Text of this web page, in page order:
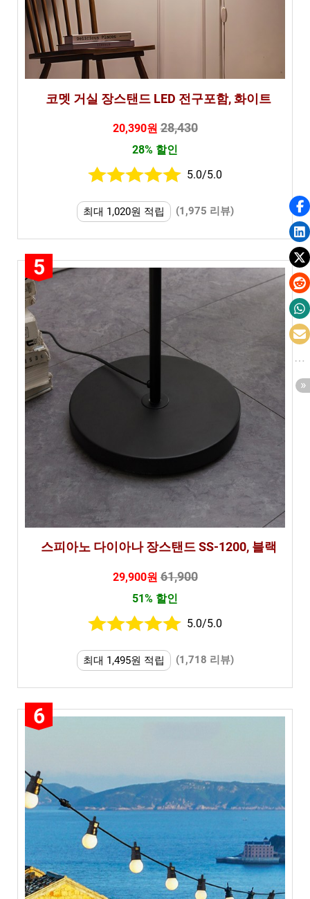
코멧 거실 장스탠드 LED 전구포함, 화이트
20,390원28,430
28% 할인
5.0/5.0
최대 1,020원 적립 (1,975 리뷰)
5
스피아노 다이아나 장스탠드 SS-1200, 블랙
29,900원61,900
51% 할인
5.0/5.0
최대 1,495원 적립 (1,718 리뷰)
6